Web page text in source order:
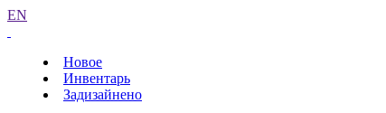
EN
Новое
Инвентарь
Задизайнено